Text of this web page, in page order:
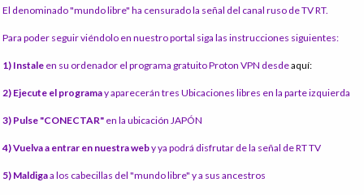
El denominado "mundo libre" ha censurado la señal del canal ruso de TV RT.
Para poder seguir viéndolo en nuestro portal siga las instrucciones siguientes:
1) Instale en su ordenador el programa gratuito Proton VPN desdeaquí:
2) Ejecute el programay aparecerán tres Ubicaciones libres en la parte izquierda
3) Pulse "CONECTAR" en la ubicación JAPÓN
4) Vuelva a entrar en nuestra weby ya podrá disfrutar de la señal de RT TV
5) Maldigaa los cabecillas del "mundo libre" y a sus ancestros